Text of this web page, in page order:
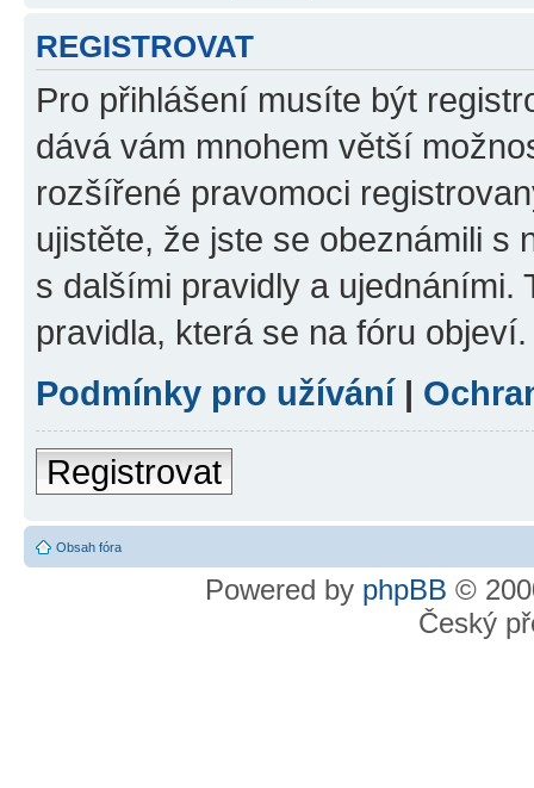
REGISTROVAT
Pro přihlášení musíte být
dává vám mnohem větší
rozšířené pravomoci
ujistěte, že jste se obeznámili s
s dalšími pravidly a ujednáními.
pravidla, která se na fóru objeví.
Podmínky pro užívání|
Registrovat
Obsah fóra
Powered by phpBB ©
Český